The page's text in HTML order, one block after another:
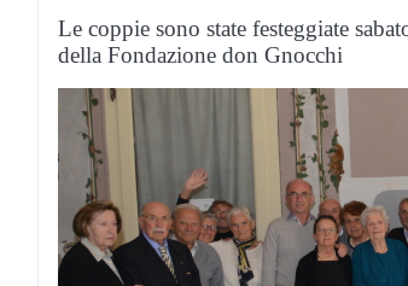
Le coppie sono state festeggiate
della Fondazione don Gnocchi